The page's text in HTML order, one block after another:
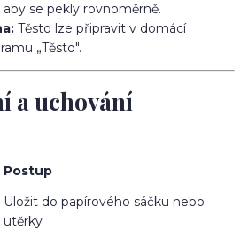
se pekly rovnoměrně.
Těsto lze připravit v domácí
„Těsto".
a uchování
Postup
Uložit do papírového sáčku nebo
utěrky